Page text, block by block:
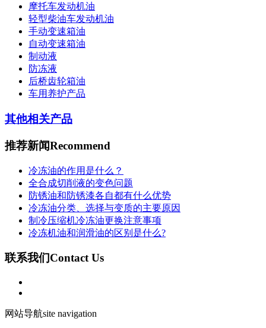
摩托车发动机油
轻型柴油车发动机油
手动变速箱油
自动变速箱油
制动液
防冻液
后桥齿轮箱油
车用养护产品
其他相关产品
推荐新闻Recommend
冷冻油的作用是什么？
全合成切削液的变色问题
防锈油和防锈漆各自都有什么优势
冷冻油分类、选择与变质的主要原因
制冷压缩机冷冻油更换注意事项
冷冻机油和润滑油的区别是什么?
联系我们Contact Us
网站导航site navigation